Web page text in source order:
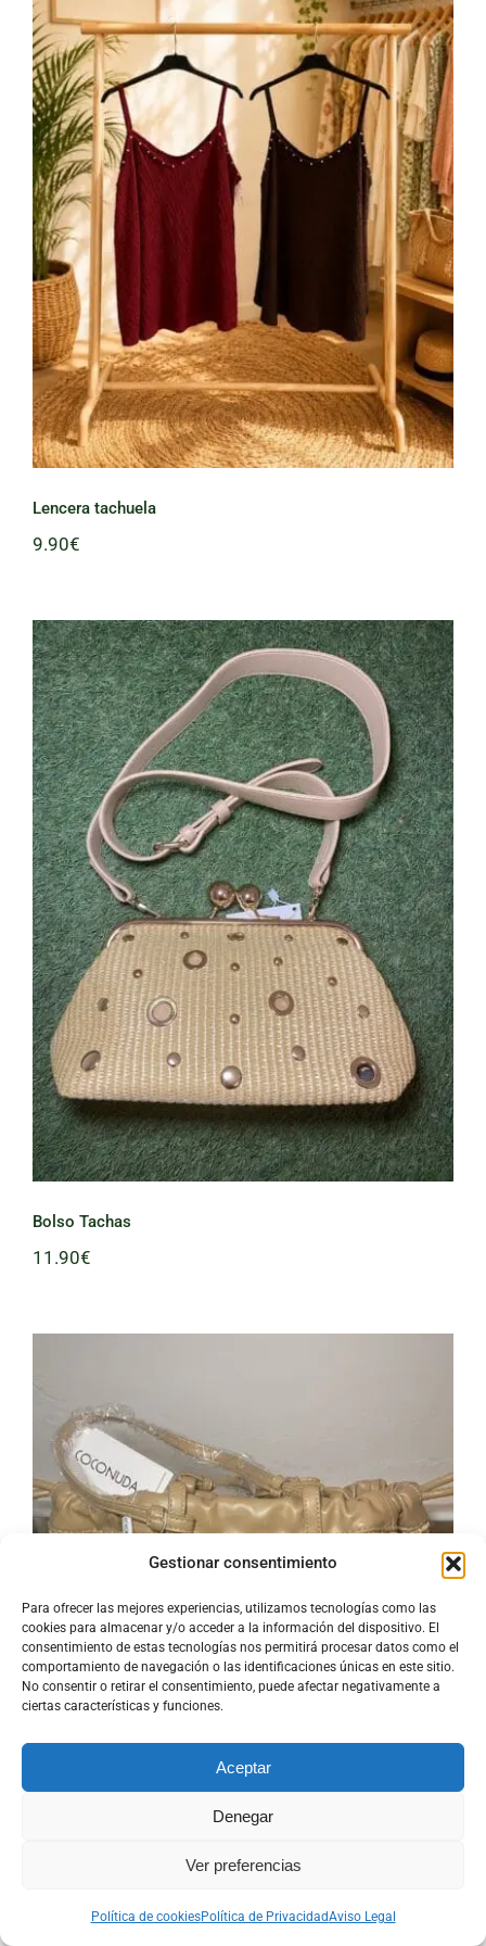
Gestionar consentimiento
Para ofrecer las mejores experiencias, utilizamos tecnologías como las
cookies para almacenar y/o acceder a la información del dispositivo. El
consentimiento de estas tecnologías nos permitirá procesar datos como el
comportamiento de navegación o las identificaciones únicas en este sitio.
No consentir o retirar el consentimiento, puede afectar negativamente a
ciertas características y funciones.
Aceptar
Denegar
Ver preferencias
Política de cookiesPolítica de PrivacidadAviso Legal
Lencera tachuela
Lencera tachuela
9.90€
Bolso Tachas
Bolso Tachas
11.90€
Bolso Coquet